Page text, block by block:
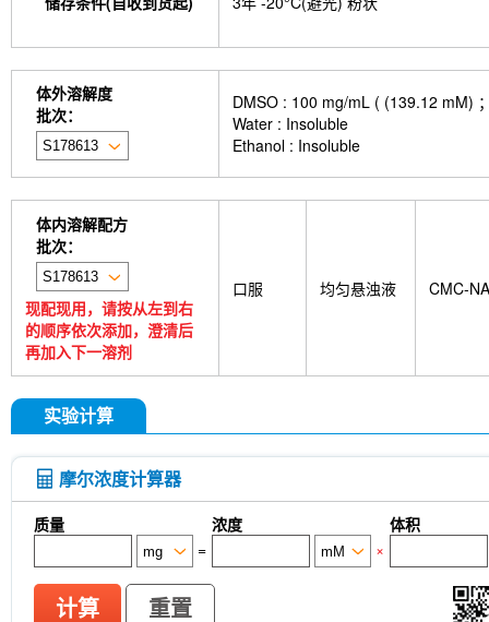
体外溶解度
批次：
DMSO : 100 mg/mL ( (139.12 mM)
Water : Insoluble
Ethanol : Insoluble
体内溶解配方
批次：
现配现用，请按从左到右
的顺序依次添加，澄清后
再加入下一溶剂
口服 均匀悬浊液 CMC-NA
实验计算
摩尔浓度计算器
质量 浓度
体积
=
×
计算 重置